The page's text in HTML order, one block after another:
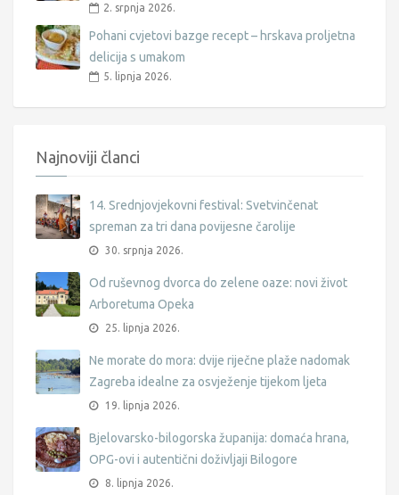
2. srpnja 2026.
Pohani cvjetovi bazge recept – hrskava proljetna
delicija s umakom
5. lipnja 2026.
Najnoviji članci
14. Srednjovjekovni festival: Svetvinčenat
spreman za tri dana povijesne čarolije
30. srpnja 2026.
Od ruševnog dvorca do zelene oaze: novi život
Arboretuma Opeka
25. lipnja 2026.
Ne morate do mora: dvije riječne plaže nadomak
Zagreba idealne za osvježenje tijekom ljeta
19. lipnja 2026.
Bjelovarsko-bilogorska županija: domaća hrana,
OPG-ovi i autentični doživljaji Bilogore
8. lipnja 2026.